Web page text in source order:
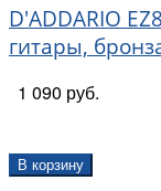
D'ADDARIO
гитары,
1 090 руб.
В корзину